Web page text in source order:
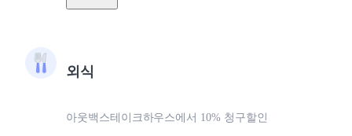
외식
아웃백스테이크하우스에서 10% 청구할인